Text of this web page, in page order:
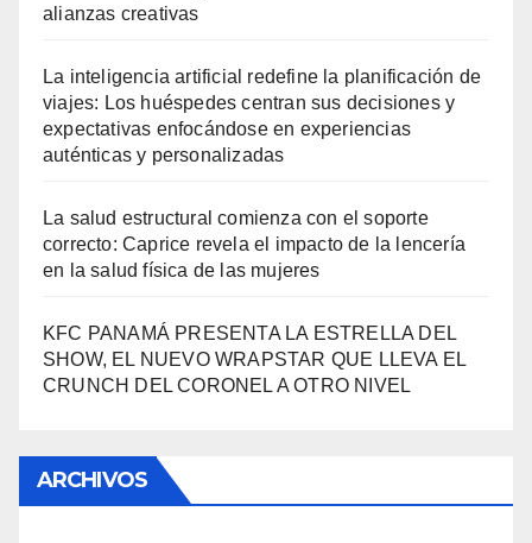
alianzas creativas
La inteligencia artificial redefine la planificación de
viajes: Los huéspedes centran sus decisiones y
expectativas enfocándose en experiencias
auténticas y personalizadas
La salud estructural comienza con el soporte
correcto: Caprice revela el impacto de la lencería
en la salud física de las mujeres
KFC PANAMÁ PRESENTA LA ESTRELLA DEL
SHOW, EL NUEVO WRAPSTAR QUE LLEVA EL
CRUNCH DEL CORONEL A OTRO NIVEL
ARCHIVOS